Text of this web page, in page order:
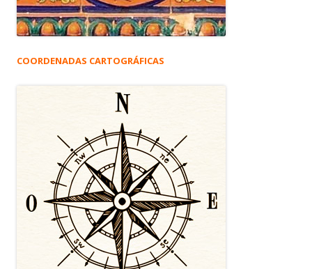
COORDENADAS CARTOGRÁFICAS